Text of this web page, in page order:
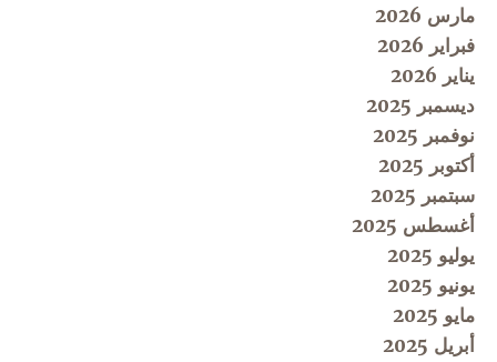
مارس 2026
فبراير 2026
يناير 2026
ديسمبر 2025
نوفمبر 2025
أكتوبر 2025
سبتمبر 2025
أغسطس 2025
يوليو 2025
يونيو 2025
مايو 2025
أبريل 2025